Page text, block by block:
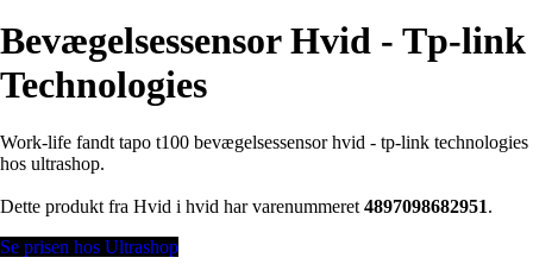
Bevægelsessensor Hvid - Tp-link
Technologies
Work-life fandt tapo t100 bevægelsessensor hvid - tp-link technologies
hos ultrashop.
Dette produkt fra Hvid i hvid har varenummeret4897098682951.
Se prisen hos Ultrashop